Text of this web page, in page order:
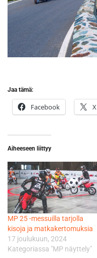
Jaa tämä:
Facebook X
Aiheeseen liittyy
MP 25 -messuilla tarjolla
kisoja ja matkakertomuksia
17 joulukuun, 2024
Kategoriassa "MP näyttely"